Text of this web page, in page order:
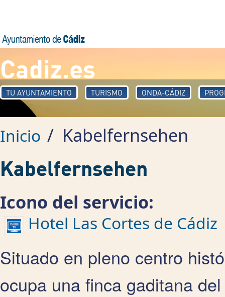
Cadiz.es
TU AYUNTAMIENTO TURISMO ONDA-CÁDIZ
Inicio / Kabelfernsehen
Kabelfernsehen
Icono del servicio:
Hotel Las Cortes de Cádiz
Situado en pleno centro
ocupa una finca gaditana